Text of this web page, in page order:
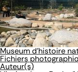
Museum d'histoire
Fichiers
Auteur(s)